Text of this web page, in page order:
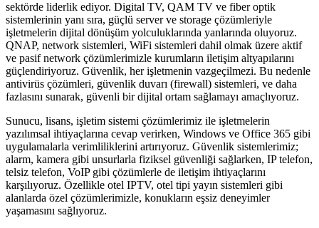
sektörde liderlik ediyor. Digital TV, QAM TV ve fiber optik
sistemlerinin yanı sıra, güçlü server ve storage çözümleriyle
işletmelerin dijital dönüşüm yolculuklarında yanlarında oluyoruz.
QNAP, network sistemleri, WiFi sistemleri dahil olmak üzere aktif
ve pasif network çözümlerimizle kurumların iletişim altyapılarını
güçlendiriyoruz. Güvenlik, her işletmenin vazgeçilmezi. Bu nedenle
antivirüs çözümleri, güvenlik duvarı (firewall) sistemleri, ve daha
fazlasını sunarak, güvenli bir dijital ortam sağlamayı amaçlıyoruz.
Sunucu, lisans, işletim sistemi çözümlerimiz ile işletmelerin
yazılımsal ihtiyaçlarına cevap verirken, Windows ve Office 365 gibi
uygulamalarla verimliliklerini artırıyoruz. Güvenlik sistemlerimiz;
alarm, kamera gibi unsurlarla fiziksel güvenliği sağlarken, IP telefon,
telsiz telefon, VoIP gibi çözümlerle de iletişim ihtiyaçlarını
karşılıyoruz. Özellikle otel IPTV, otel tipi yayın sistemleri gibi
alanlarda özel çözümlerimizle, konukların eşsiz deneyimler
yaşamasını sağlıyoruz.